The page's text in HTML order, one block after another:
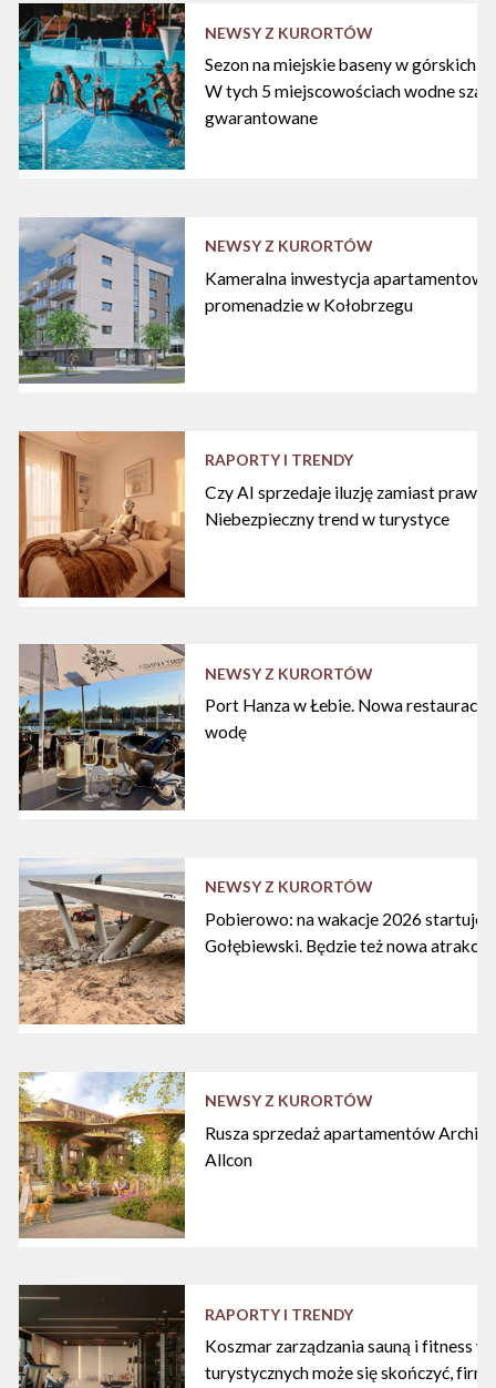
NEWSY Z KURORTÓW
Sezon na miejskie baseny w górskich
W tych 5 miejscowościach wodne
gwarantowane
NEWSY Z KURORTÓW
Kameralna inwestycja
promenadzie w Kołobrzegu
RAPORTY I TRENDY
Czy AI sprzedaje iluzję zamiast
Niebezpieczny trend w turystyce
NEWSY Z KURORTÓW
Port Hanza w Łebie. Nowa restauracja
wodę
NEWSY Z KURORTÓW
Pobierowo: na wakacje 2026 startuje
Gołębiewski. Będzie też nowa atrakcja
NEWSY Z KURORTÓW
Rusza sprzedaż apartamentów
Allcon
RAPORTY I TRENDY
Koszmar zarządzania sauną i fitness w
turystycznych może się skończyć,